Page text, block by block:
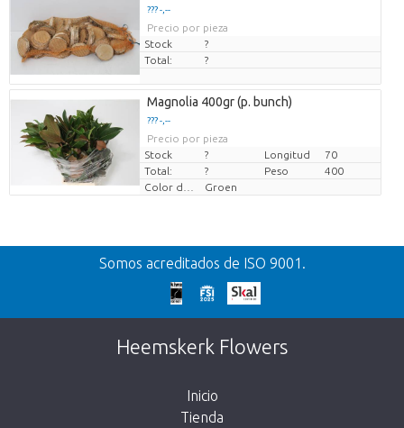
??? -,--
Precio por pieza
Stock
?
Total:
?
Magnolia 400gr (p. bunch)
??? -,--
Precio por pieza
Stock
? Longitud
70
Total:
? Peso
400
Groen
Volver
¡Demasiado tarde!
Desafortunadamente, este artículo está
agotado. Haz click en el botón de abajo para
Somos acreditados de ISO 9001.
Heemskerk Flowers
Inicio
Tienda